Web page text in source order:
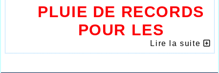
PLUIE DE RECORDS
POUR LES
ATHLÈTES DELire la suite